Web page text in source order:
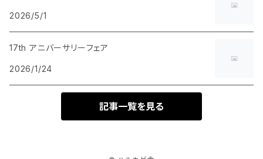
2026/5/1
17th アニバーサリーフェア
2026/1/24
記事一覧を見る